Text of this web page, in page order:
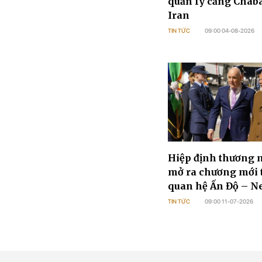
Iran
TIN TỨC 09:00 04-08-2026
Hiệp định thương
mở ra chương mới
quan hệ Ấn Độ –
Zealand
TIN TỨC 09:00 11-07-2026